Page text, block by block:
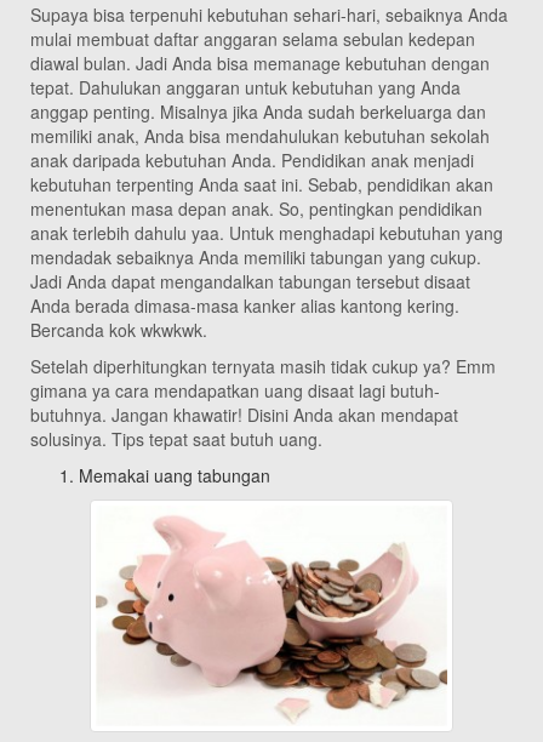
Supaya bisa terpenuhi kebutuhan sehari-hari, sebaiknya Anda
mulai membuat daftar anggaran selama sebulan kedepan
diawal bulan. Jadi Anda bisa memanage kebutuhan dengan
tepat. Dahulukan anggaran untuk kebutuhan yang Anda
anggap penting. Misalnya jika Anda sudah berkeluarga dan
memiliki anak, Anda bisa mendahulukan kebutuhan sekolah
anak daripada kebutuhan Anda. Pendidikan anak menjadi
kebutuhan terpenting Anda saat ini. Sebab, pendidikan akan
menentukan masa depan anak. So, pentingkan pendidikan
anak terlebih dahulu yaa. Untuk menghadapi kebutuhan yang
mendadak sebaiknya Anda memiliki tabungan yang cukup.
Jadi Anda dapat mengandalkan tabungan tersebut disaat
Anda berada dimasa-masa kanker alias kantong kering.
Bercanda kok wkwkwk.
Setelah diperhitungkan ternyata masih tidak cukup ya? Emm
gimana ya cara mendapatkan uang disaat lagi butuh-
butuhnya. Jangan khawatir! Disini Anda akan mendapat
solusinya. Tips tepat saat butuh uang.
Memakai uang tabungan